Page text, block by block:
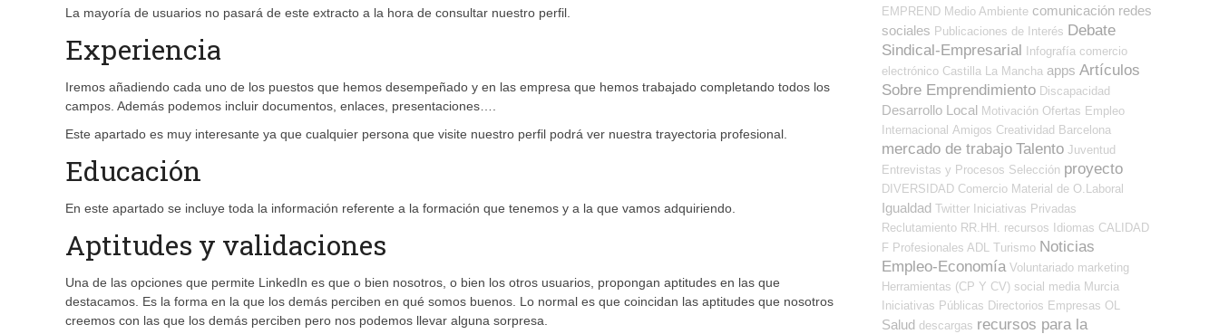
La mayoría de usuarios no pasará de este extracto a la hora de consultar nuestro perfil.
Experiencia
Iremos añadiendo cada uno de los puestos que hemos desempeñado y en las empresa que hemos trabajado completando todos los
campos. Además podemos incluir documentos, enlaces, presentaciones….
Este apartado es muy interesante ya que cualquier persona que visite nuestro perfil podrá ver nuestra trayectoria profesional.
Educación
En este apartado se incluye toda la información referente a la formación que tenemos y a la que vamos adquiriendo.
Aptitudes y validaciones
Una de las opciones que permite LinkedIn es que o bien nosotros, o bien los otros usuarios, propongan aptitudes en las que
destacamos. Es la forma en la que los demás perciben en qué somos buenos. Lo normal es que coincidan las aptitudes que nosotros
creemos con las que los demás perciben pero nos podemos llevar alguna sorpresa.
EMPREND Medio Ambiente comunicación redes
sociales Publicaciones de Interés Debate
Sindical-Empresarial
Infografía comercio
electrónico Castilla La Mancha apps Artículos
Sobre Emprendimiento Discapacidad
Desarrollo Local Motivación Ofertas Empleo
Internacional Amigos Creatividad Barcelona
mercado de trabajo Talento Juventud
Entrevistas y Procesos Selección proyecto
DIVERSIDAD Comercio Material de O.Laboral
Igualdad Twitter Iniciativas Privadas
Reclutamiento RR.HH.
recursos Idiomas CALIDAD
F Profesionales ADL
Turismo Noticias
Empleo-Economía Voluntariado marketing
Herramientas (CP Y CV) social media Murcia
Iniciativas Públicas Directorios Empresas OL
Salud descargas recursos para la